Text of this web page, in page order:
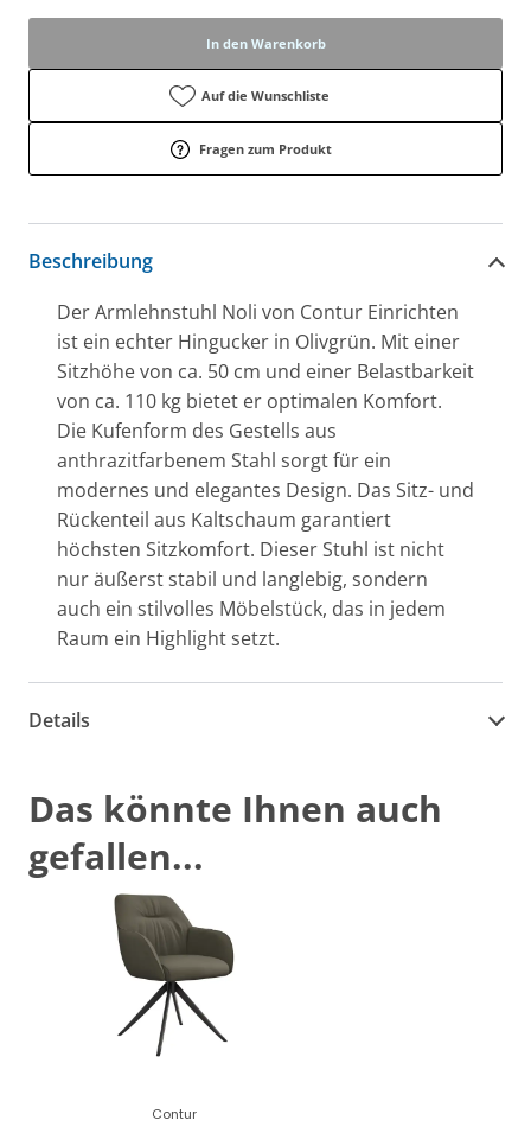
In den Warenkorb
Auf die Wunschliste
Fragen zum Produkt
Beschreibung
Der Armlehnstuhl Noli von Contur Einrichten
ist ein echter Hingucker in Olivgrün. Mit einer
Sitzhöhe von ca. 50 cm und einer Belastbarkeit
von ca. 110 kg bietet er optimalen Komfort.
Die Kufenform des Gestells aus
anthrazitfarbenem Stahl sorgt für ein
modernes und elegantes Design. Das Sitz- und
Rückenteil aus Kaltschaum garantiert
höchsten Sitzkomfort. Dieser Stuhl ist nicht
nur äußerst stabil und langlebig, sondern
auch ein stilvolles Möbelstück, das in jedem
Raum ein Highlight setzt.
Details
Das könnte Ihnen auch
gefallen...
Contur